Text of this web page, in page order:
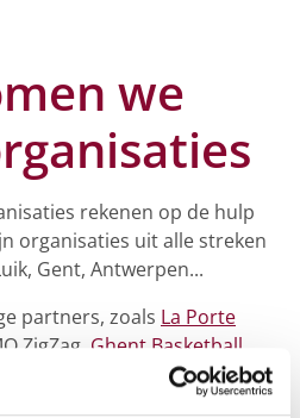
we
rekenen op de hulp
organisaties uit alle streken
Gent, Antwerpen...
partners, zoals La Porte
ZigZag, Ghent Basketball